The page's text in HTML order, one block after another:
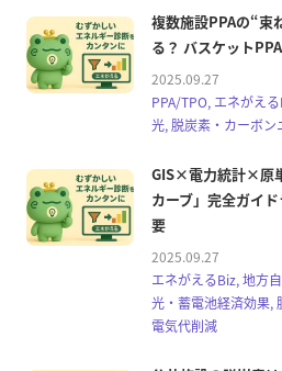
複数施設PPAの“束
る？ バスケット
2025.09.27
PPA/TPO, エネがえ
光, 脱炭素・カーボン
GIS×電力統計×原
カーブ」完全ガイ
要
2025.09.27
エネがえるBiz, 地方
光・蓄電池経済効果,
電気代削減